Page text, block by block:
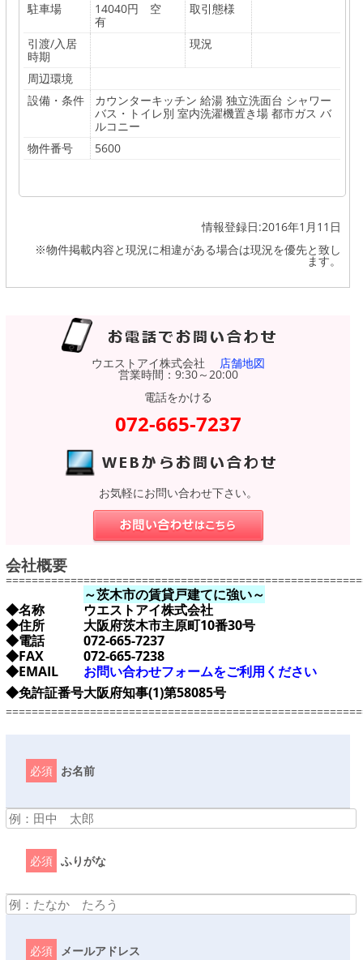
駐車場
14040円 空
有
取引態様
引渡/入居
時期
現況
周辺環境
設備・条件
カウンターキッチン 給湯 独立洗面台 シャワー
バス・トイレ別 室内洗濯機置き場 都市ガス バ
ルコニー
物件番号
5600
情報登録日:2016年1月11日
※物件掲載内容と現況に相違がある場合は現況を優先と致し
ます。
ウエストアイ株式会社 店舗地図
営業時間：9:30～20:00
電話をかける
072-665-7237
お気軽にお問い合わせ下さい。
会社概要
～茨木市の賃貸戸建てに強い～
◆名称
ウエストアイ株式会社
◆住所
大阪府茨木市主原町10番30号
◆電話
072-665-7237
◆FAX
072-665-7238
◆EMAIL
お問い合わせフォームをご利用ください
◆免許証番号大阪府知事(1)第58085号
必須 お名前
必須 ふりがな
必須 メールアドレス